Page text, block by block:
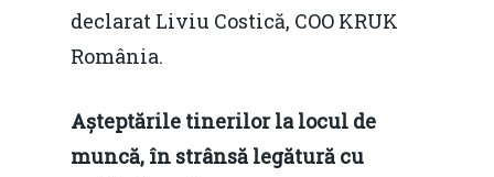
declarat Liviu Costică, COO KRUK
România.
Așteptările tinerilor la locul de
muncă, în strânsă legătură cu